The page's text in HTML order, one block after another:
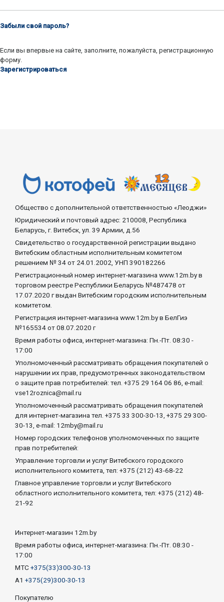
Забыли свой пароль?
Если вы впервые на сайте, заполните, пожалуйста, регистрационную
форму.
Зарегистрироваться
Общество с дополнительной ответственностью «Леоджи»
Юридический и почтовый адрес: 210008, Республика
Беларусь, г. Витебск, ул. 39 Армии, д.56
Свидетельство о государственной регистрации выдано
Витебским областным исполнительным комитетом
решением № 34 от 24.01.2002, УНП 390182266
Регистрационный номер интернет-магазина www.12m.by в
торговом реестре Республики Беларусь №487478 от
17.07.2020 г выдан Витебским городским исполнительным
комитетом.
Регистрация интернет-магазина www.12m.by в БелГиэ
№165534 от 08.07.2020 г
Время работы офиса, интернет-магазина: Пн.-Пт. 08:30 -
17:00
Уполномоченный рассматривать обращения покупателей о
нарушении их прав, предусмотренных законодательством
о защите прав потребителей: тел. +375 29 164 06 86, e-mail:
vse12roznica@mail.ru
Уполномоченный рассматривать обращения покупателей
для интернет-магазина тел. +375 33 300-30-13, +375 29 300-
30-13, e-mail: 12mby@mail.ru
Номер городских телефонов уполномоченных по защите
прав потребителей:
Управление торговли и услуг Витебского городского
исполнительного комитета, тел: +375 (212) 43-68-22
Главное управление торговли и услуг Витебского
областного исполнительного комитета, тел: +375 (212) 48-
21-92
Интернет-магазин 12m.by
Время работы офиса, интернет-магазина: Пн.-Пт. 08:30 -
17:00
МТС +375(33)300-30-13
А1 +375(29)300-30-13
Покупателю